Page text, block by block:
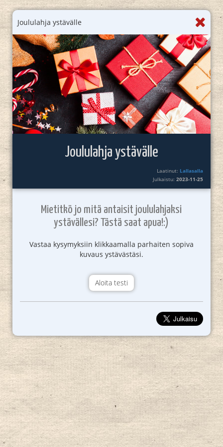
Joululahja ystävälle
Joululahja ystävälle
Laatinut: Lallasalla
Julkaistu:2023-11-25
Mietitkö jo mitä antaisit joululahjaksi
ystävällesi? Tästä saat apua!:)
Vastaa kysymyksiin klikkaamalla parhaiten sopiva
kuvaus ystävästäsi.
Aloita testi